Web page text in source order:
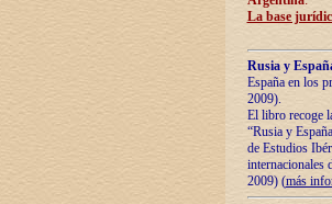
La base
Rusia y
España en los
2009).
El libro recoge
“Rusia y
de Estudios
internacionales
2009) (más